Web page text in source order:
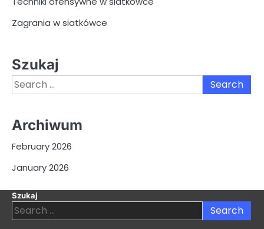
Zagrania w siatkówce
Szukaj
Search
for:
Archiwum
February 2026
January 2026
Szukaj
Search
for: